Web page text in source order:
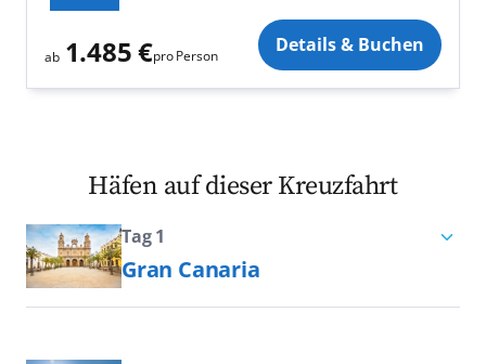
ab 1.485 €pro Person Details & Buchen
Häfen auf dieser Kreuzfahrt
Tag 1
Gran Canaria
Bei einer Kreuzfahrt durch den